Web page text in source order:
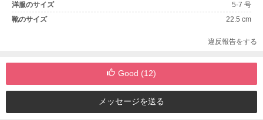
洋服のサイズ
5-7 号
靴のサイズ
22.5 cm
違反報告をする
Good (12)
メッセージを送る